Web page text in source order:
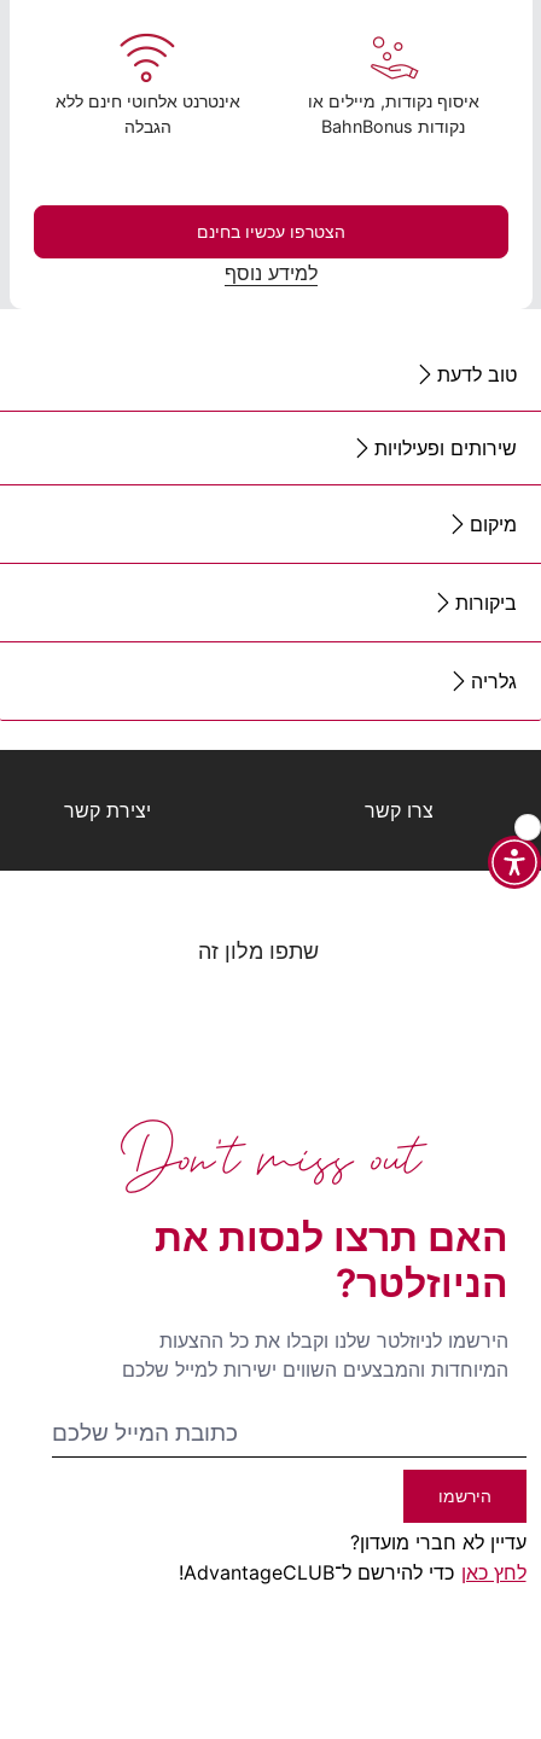
איסוף נקודות, מיילים או
נקודות BahnBonus
אינטרנט אלחוטי חינם ללא
הגבלה
הצטרפו עכשיו בחינם
למידע נוסף
טוב לדעת
שירותים ופעילויות
מיקום
ביקורות
גלריה
צרו קשר יצירת קשר
שתפו מלון זה
האם תרצו לנסות את
הניוזלטר?
הירשמו לניוזלטר שלנו וקבלו את כל ההצעות
המיוחדות והמבצעים השווים ישירות למייל שלכם
הירשמו
עדיין לא חברי מועדון?
לחץ כאן כדי להירשם ל־AdvantageCLUB!
Don't miss out